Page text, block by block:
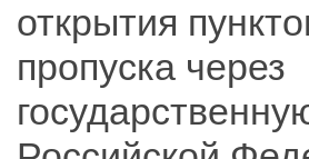
открытия
пропуска через